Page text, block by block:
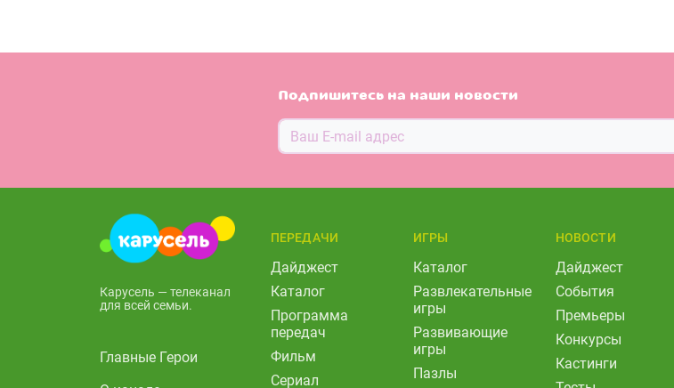
Подпишитесь на наши новости
Карусель — телеканал
для всей семьи.
Главные Герои
ПЕРЕДАЧИ
Дайджест
Каталог
Программа
передач
Фильм
Сериал
ИГРЫ
Каталог
Развлекательные
игры
Развивающие
игры
Пазлы
НОВОСТИ
Дайджест
События
Премьеры
Конкурсы
Кастинги